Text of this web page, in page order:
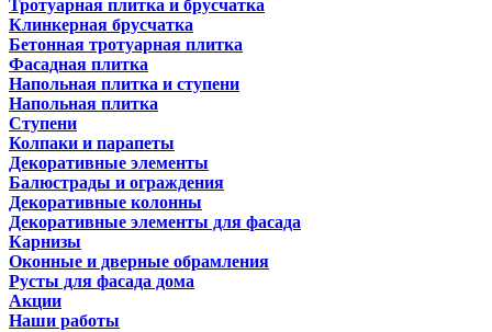
Тротуарная плитка и брусчатка
Клинкерная брусчатка
Бетонная тротуарная плитка
Фасадная плитка
Напольная плитка и ступени
Напольная плитка
Ступени
Колпаки и парапеты
Декоративные элементы
Балюстрады и ограждения
Декоративные колонны
Декоративные элементы для фасада
Карнизы
Оконные и дверные обрамления
Русты для фасада дома
Акции
Наши работы